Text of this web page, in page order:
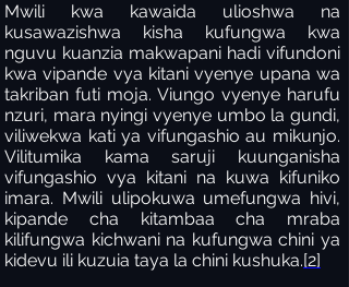
Mwili kwa kawaida ulioshwa na
kusawazishwa kisha kufungwa kwa
nguvu kuanzia makwapani hadi vifundoni
kwa vipande vya kitani vyenye upana wa
takriban futi moja. Viungo vyenye harufu
nzuri, mara nyingi vyenye umbo la gundi,
viliwekwa kati ya vifungashio au mikunjo.
Vilitumika kama saruji kuunganisha
vifungashio vya kitani na kuwa kifuniko
imara. Mwili ulipokuwa umefungwa hivi,
kipande cha kitambaa cha mraba
kilifungwa kichwani na kufungwa chini ya
kidevu ili kuzuia taya la chini kushuka.[2]